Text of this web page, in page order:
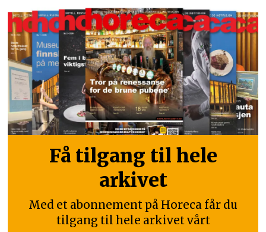
Få tilgang til hele
arkivet
Med et abonnement på Horeca får du
tilgang til hele arkivet vårt